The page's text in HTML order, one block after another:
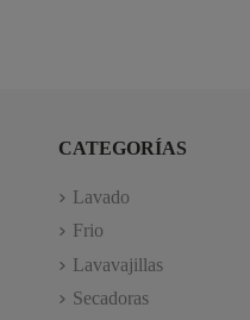
CATEGORÍAS
Lavado
Frio
Lavavajillas
Secadoras